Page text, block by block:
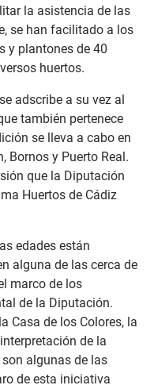
la asistencia de las
se han facilitado a los
y plantones de 40
huertos.
adscribe a su vez al
también pertenece
se lleva a cabo en
Bornos y Puerto Real.
que la Diputación
Huertos de Cádiz
edades están
alguna de las cerca de
marco de los
de la Diputación.
Casa de los Colores, la
de la
algunas de las
de esta iniciativa